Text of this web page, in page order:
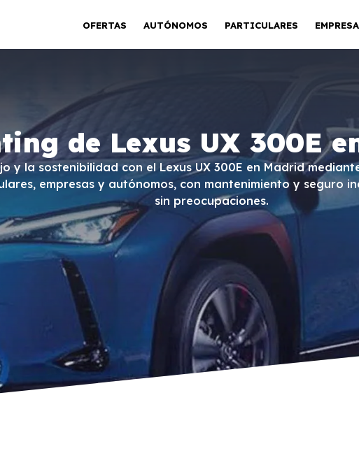
OFERTAS AUTÓNOMOS PARTICULARES
de Lexus UX 300E
y la sostenibilidad con el Lexus UX 300E en Madrid
empresas y autónomos, con mantenimiento y seguro
sin preocupaciones.